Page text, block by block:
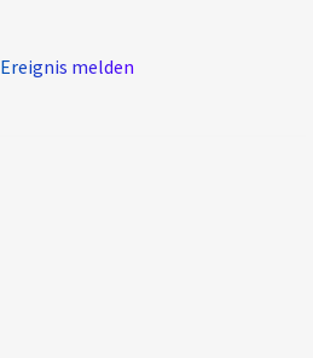
Ereignis melden